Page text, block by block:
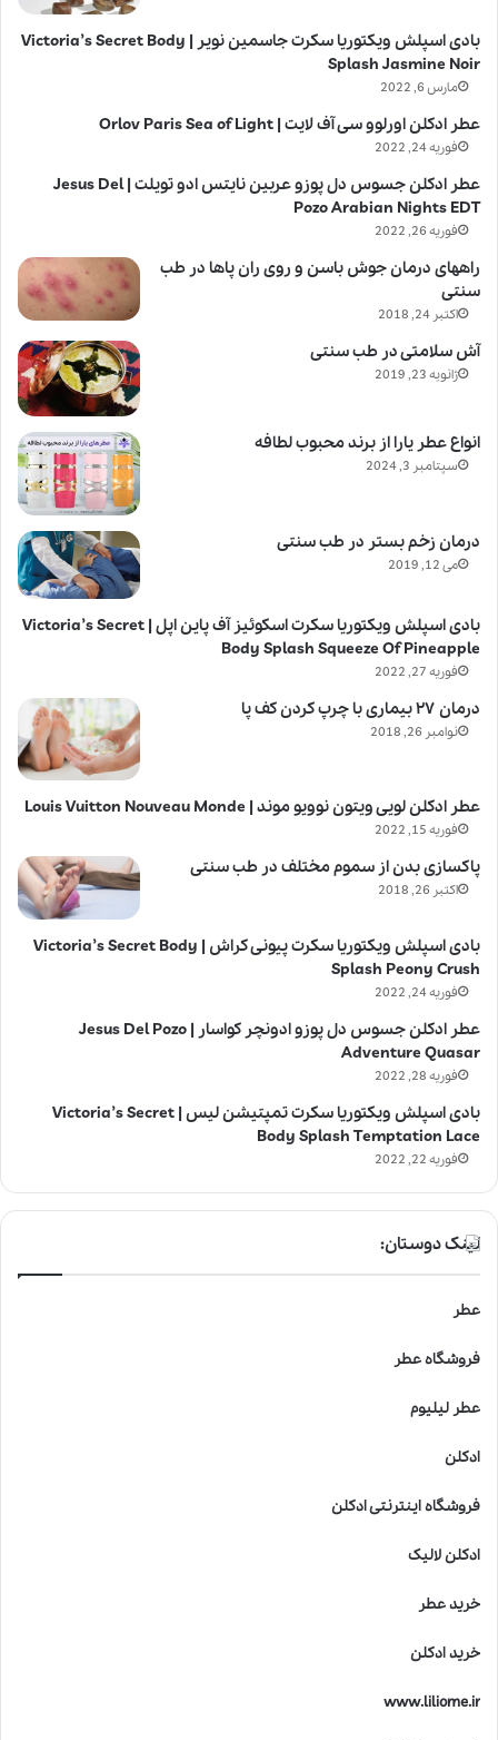
بادی اسپلش ویکتوریا سکرت جاسمین نویر | Victoria’s Secret Body
Splash Jasmine Noir
مارس 6, 2022
عطر ادکلن اورلوو سی آف لایت | Orlov Paris Sea of Light
فوریه 24, 2022
عطر ادکلن جسوس دل پوزو عربین نایتس ادو تویلت | Jesus Del
Pozo Arabian Nights EDT
فوریه 26, 2022
راههای درمان جوش باسن و روی ران پاها در طب
سنتی
اکتبر 24, 2018
آش سلامتی در طب سنتی
ژانویه 23, 2019
انواع عطر یارا از برند محبوب لطافه
سپتامبر 3, 2024
درمان زخم بستر در طب سنتی
می 12, 2019
بادی اسپلش ویکتوریا سکرت اسکوئیز آف پاین اپل | Victoria’s Secret
Body Splash Squeeze Of Pineapple
فوریه 27, 2022
درمان ۲۷ بیماری با چرپ کردن کف پا
نوامبر 26, 2018
عطر ادکلن لویی ویتون نوویو موند | Louis Vuitton Nouveau Monde
فوریه 15, 2022
پاکسازی بدن از سموم مختلف در طب سنتی
اکتبر 26, 2018
بادی اسپلش ویکتوریا سکرت پیونی کراش | Victoria’s Secret Body
Splash Peony Crush
فوریه 24, 2022
عطر ادکلن جسوس دل پوزو ادونچر کواسار | Jesus Del Pozo
Adventure Quasar
فوریه 28, 2022
بادی اسپلش ویکتوریا سکرت تمپتیشن لیس | Victoria’s Secret
Body Splash Temptation Lace
فوریه 22, 2022
لینک دوستان:
عطر
فروشگاه عطر
عطر لیلیوم
ادکلن
فروشگاه اینترنتی ادکلن
ادکلن لالیک
خرید عطر
خرید ادکلن
www.liliome.ir